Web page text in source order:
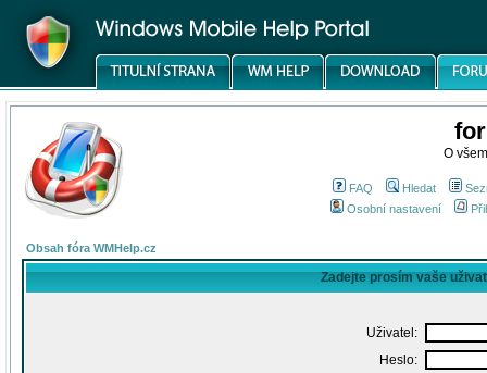
O
FAQ Hledat
Osobní nastavení
Obsah fóra WMHelp.cz
Zadejte prosím vaše
Uživatel:
Heslo: